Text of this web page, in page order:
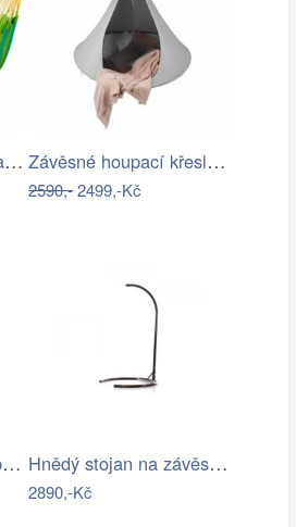
Závěsná houpací síť La Siesta SONRISA -… Závěsné houpací křeslo, světle šedá,…
2590,-2499,-Kč
Skládací závěsné houpací křeslo… Hnědý stojan na závěsné houpací křeslo…
2890,-Kč